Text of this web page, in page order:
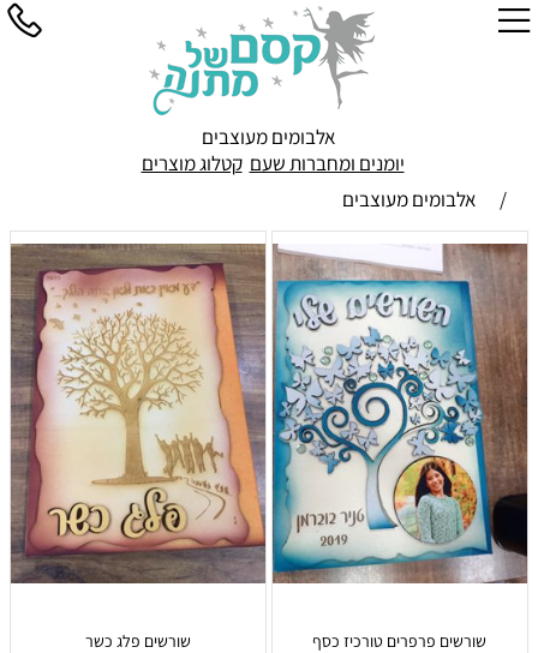
אלבומים מעוצבים
יומנים ומחברות שעם קטלוג מוצרים
/
אלבומים מעוצבים
שורשים פרפרים טורכיז כסף שורשים פלג כשר